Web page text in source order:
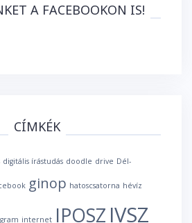
A FACEBOOKON IS!
CÍMKÉK
digitális írástudás doodle drive Dél-
ginop hatoscsatorna hévíz
internet IPOSZ IVSZ